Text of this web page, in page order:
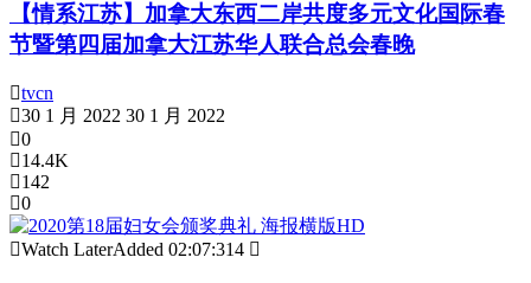
【情系江苏】加拿大东西二岸共度多元文化国际春
节暨第四届加拿大江苏华人联合总会春晚
tvcn
30 1 月 2022 30 1 月 2022
0
14.4K
142
0
Watch LaterAdded 02:07:314